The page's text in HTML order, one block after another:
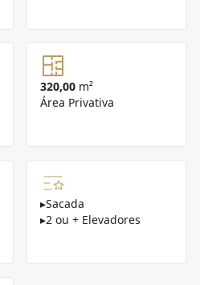
320,00 m²
Área Privativa
▸Sacada
▸2 ou + Elevadores